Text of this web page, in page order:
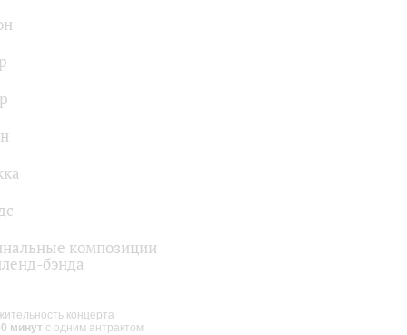
композиции
бэнда
концерта
минут с одним антрактом